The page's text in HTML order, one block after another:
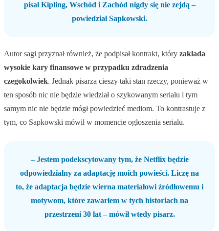
pisał Kipling, Wschód i Zachód nigdy się nie zejdą –
powiedział Sapkowski.
Autor sagi przyznał również, że podpisał kontrakt, który zakłada
wysokie kary finansowe w przypadku zdradzenia
czegokolwiek. Jednak pisarza cieszy taki stan rzeczy, ponieważ w
ten sposób nic nie będzie wiedział o szykowanym serialu i tym
samym nic nie będzie mógł powiedzieć mediom. To kontrastuje z
tym, co Sapkowski mówił w momencie ogłoszenia serialu.
– Jestem podekscytowany tym, że Netflix będzie
odpowiedzialny za adaptację moich powieści. Liczę na
to, że adaptacja będzie wierna materiałowi źródłowemu i
motywom, które zawarłem w tych historiach na
przestrzeni 30 lat – mówił wtedy pisarz.